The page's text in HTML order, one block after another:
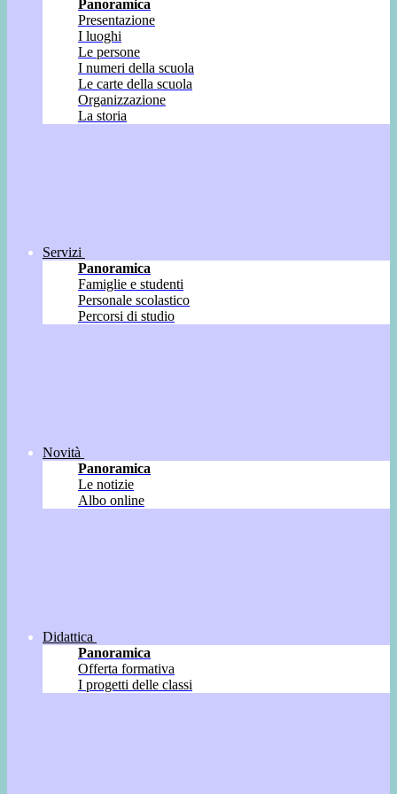
Panoramica
Presentazione
I luoghi
Le persone
I numeri della scuola
Le carte della scuola
Organizzazione
La storia
Servizi
Panoramica
Famiglie e studenti
Personale scolastico
Percorsi di studio
Novità
Panoramica
Le notizie
Albo online
Didattica
Panoramica
Offerta formativa
I progetti delle classi